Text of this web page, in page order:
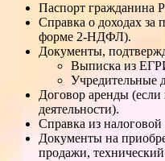
Паспорт гражданина
Справка о доходах за
форме 2-НДФЛ).
Документы,
Выписка из
Учредительные
Договор аренды (если
деятельности).
Справка из
Документы на
продажи,